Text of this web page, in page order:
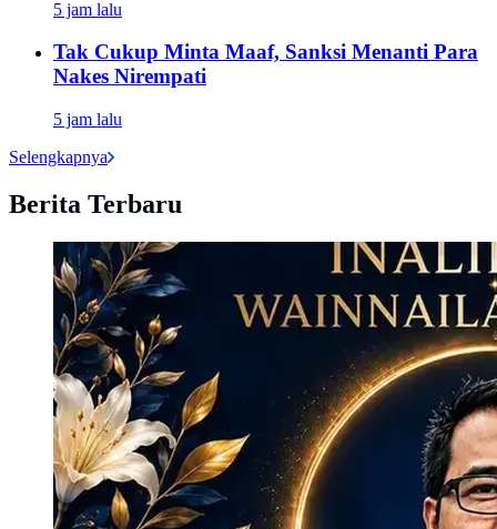
5 jam lalu
Tak Cukup Minta Maaf, Sanksi Menanti Para
Nakes Nirempati
5 jam lalu
Selengkapnya
Berita Terbaru